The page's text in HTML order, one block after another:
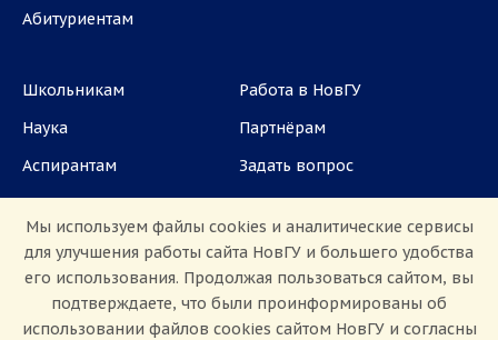
Абитуриентам
Школьникам
Наука
Аспирантам
СМИ
Работа в НовГУ
Партнёрам
Задать вопрос
ул. Большая Санкт-Петербургская, 41, каб.
1101, 1103
Приемная комиссия: +7(8162)33-20-44
Мы используем файлы cookies и аналитические сервисы
для улучшения работы сайта НовГУ и большего удобства
его использования. Продолжая пользоваться сайтом, вы
подтверждаете, что были проинформированы об
использовании файлов cookies сайтом НовГУ и согласны